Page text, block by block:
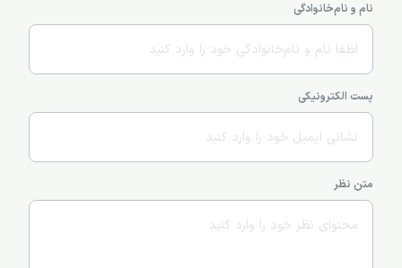
نام و نام‌خانوادگی
پست الکترونیکی
متن نظر